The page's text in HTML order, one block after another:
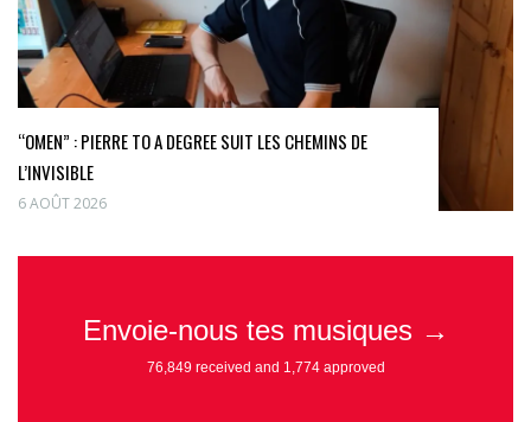
“OMEN” : PIERRE TO A DEGREE SUIT LES CHEMINS DE
L’INVISIBLE
6 AOÛT 2026